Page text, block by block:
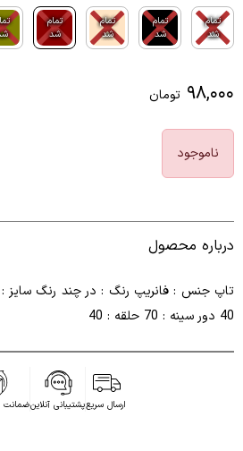
تمام
شد
تمام
شد
تمام
شد
تمام
شد
۹۸,۰۰۰ تومان
ناموجود
درباره محصول
40 دور سینه : 70 حلقه : 40
ارسال سریعپشتیبانی آنلاینضمانت